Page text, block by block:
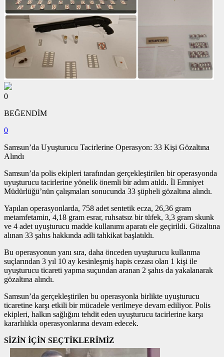
0
BEĞENDİM
0
Samsun’da Uyuşturucu Tacirlerine Operasyon: 33 Kişi Gözaltına
Alındı
Samsun’da polis ekipleri tarafından gerçekleştirilen bir operasyonda
uyuşturucu tacirlerine yönelik önemli bir adım atıldı. İl Emniyet
Müdürlüğü’nün çalışmaları sonucunda 33 şüpheli gözaltına alındı.
Yapılan operasyonlarda, 758 adet sentetik ecza, 26,36 gram
metamfetamin, 4,18 gram esrar, ruhsatsız bir tüfek, 3,3 gram skunk
ve 4 adet uyuşturucu madde kullanımı aparatı ele geçirildi. Gözaltına
alınan 33 şahıs hakkında adli tahkikat başlatıldı.
Bu operasyonun yanı sıra, daha önceden uyuşturucu kullanma
suçlarından 3 yıl 10 ay kesinleşmiş hapis cezası olan 1 kişi ile
uyuşturucu ticareti yapma suçundan aranan 2 şahıs da yakalanarak
gözaltına alındı.
Samsun’da gerçekleştirilen bu operasyonla birlikte uyuşturucu
ticaretine karşı etkili bir mücadele verilmeye devam ediliyor. Polis
ekipleri, halkın sağlığını tehdit eden uyuşturucu tacirlerine karşı
kararlılıkla operasyonlarına devam edecek.
SİZİN İÇİN SEÇTİKLERİMİZ